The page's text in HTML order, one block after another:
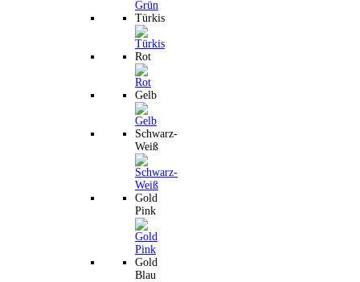
Türkis
Rot
Gelb
Schwarz-
Weiß
Gold
Pink
Gold
Blau